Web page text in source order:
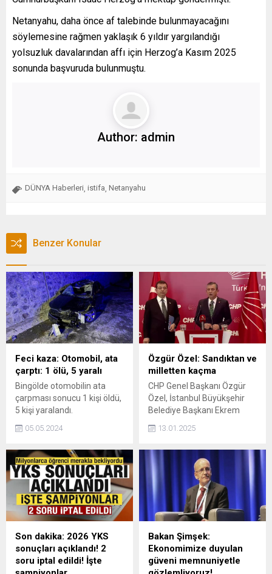
Netanyahu, daha önce af talebinde bulunmayacağını
söylemesine rağmen yaklaşık 6 yıldır yargılandığı
yolsuzluk davalarından affı için Herzog’a Kasım 2025
sonunda başvuruda bulunmuştu.
Author: admin
DÜNYA Haberleri, istifa, Netanyahu
Benzer Konular
Feci kaza: Otomobil, ata
çarptı: 1 ölü, 5 yaralı
Bingölde otomobilin ata
çarpması sonucu 1 kişi öldü,
5 kişi yaralandı.
05.05.2024
Özgür Özel: Sandıktan ve
milletten kaçma
CHP Genel Başkanı Özgür
Özel, İstanbul Büyükşehir
Belediye Başkanı Ekrem
açıklama yaparak, Beşiktaş
Akpolat'ın gözaltına
alınmasına tepki gösterdi.
13.01.2025
Son dakika: 2026 YKS
sonuçları açıklandı! 2
soru iptal edildi! İşte
Bakan Şimşek:
Ekonomimize duyulan
güveni memnuniyetle